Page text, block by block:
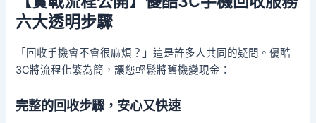
六大透明步驟
「回收手機會不會很麻煩？」這是許多人共同的疑問。優酷
3C將流程化繁為簡，讓您輕鬆將舊機變現金：
完整的回收步驟，安心又快速